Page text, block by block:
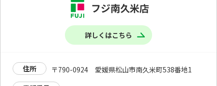
フジ南久米店
詳しくはこちら
住所
〒790-0924 愛媛県松山市南久米町538番地1